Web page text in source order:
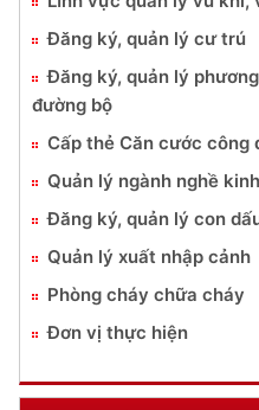
Đăng ký, quản lý cư trú
Đăng ký, quản lý
đường bộ
Cấp thẻ Căn cước công
Quản lý ngành nghề
Đăng ký, quản lý con
Quản lý xuất nhập cảnh
Phòng cháy chữa cháy
Đơn vị thực hiện